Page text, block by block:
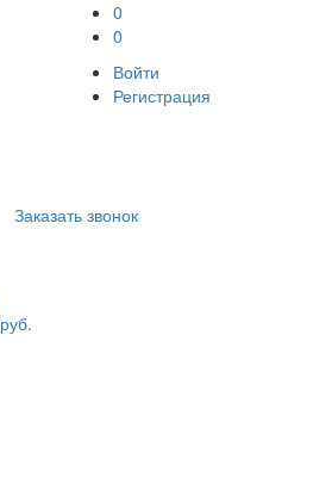
0
0
Войти
Регистрация
Заказать звонок
руб.